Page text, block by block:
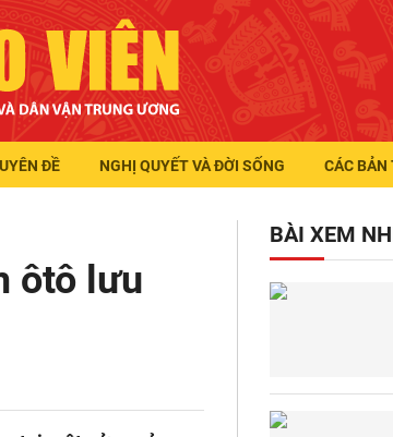
ĐỀ NGHỊ QUYẾT VÀ ĐỜI SỐNG CÁC BẢN
ôtô lưu
BÀI XEM